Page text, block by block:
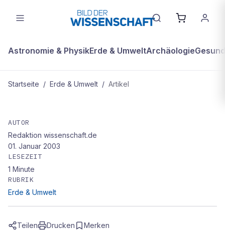
Astronomie & PhysikErde & UmweltArchäologie
Startseite / Erde & Umwelt / Artikel
Vulkanausbruch nach heftigem
Regen
AUTOR
Redaktion wissenschaft.de
01. Januar 2003
LESEZEIT
1 Minute
RUBRIK
Erde & Umwelt
Teilen Drucken Merken